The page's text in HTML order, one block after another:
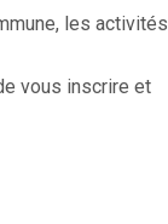
les activités
vous inscrire et